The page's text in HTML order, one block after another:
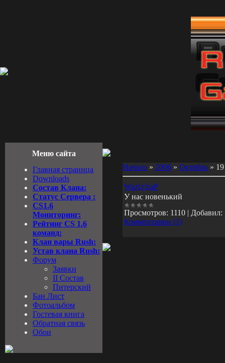
Меню сайта
Главная страница
Downloads
Состав Клана:
Cтатус Cервера :
CS1.6
Мониторинг:
Рейтинг CS 1.6
команд:
Клан вары Rush:
Устав клана Rush:
Форум
Заявки
II Состав
Питерский
Бан Лист
Фотоальбом
Гостевая книга
Обратная связь
Обои
Начало » 2006 » Октябрь » 19
Waz[z]zaP
У нас новенький
Просмотров: 1110 | Добавил:
Комментарии (1)